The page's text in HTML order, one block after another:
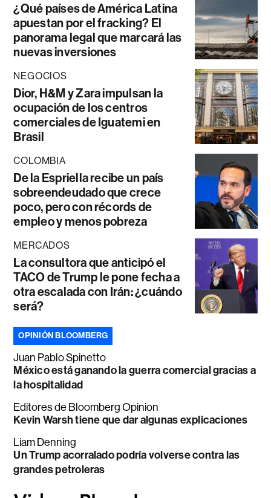
¿Qué países de América Latina
apuestan por el fracking? El
panorama legal que marcará las
nuevas inversiones
NEGOCIOS
Dior, H&M y Zara impulsan la
ocupación de los centros
comerciales de Iguatemi en
Brasil
COLOMBIA
De la Espriella recibe un país
sobreendeudado que crece
poco, pero con récords de
empleo y menos pobreza
MERCADOS
La consultora que anticipó el
TACO de Trump le pone fecha a
otra escalada con Irán: ¿cuándo
será?
OPINIÓN BLOOMBERG
Juan Pablo Spinetto
México está ganando la guerra comercial gracias a
la hospitalidad
Editores de Bloomberg Opinion
Kevin Warsh tiene que dar algunas explicaciones
Liam Denning
Un Trump acorralado podría volverse contra las
grandes petroleras